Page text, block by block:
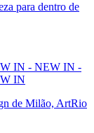
para dentro de
IN - NEW IN -
IN
de Milão, ArtRio